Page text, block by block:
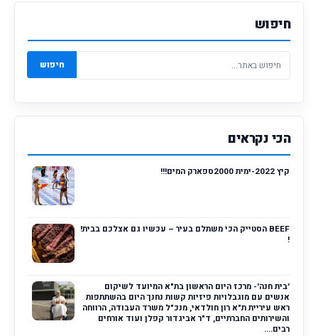
חיפוש
חיפוש
הכי נקראים
קיץ 2022-ימית 2000ספארק המים!!!
BEEF הסטייק הכי משתלם בעיר – עכשיו גם אצלכם בבית!
!
'בית חנה'- מרכז היום הראשון בת"א המיועד לשיקום
אנשים עם מוגבלויות פיזיות קשות נחנך היום בהשתתפות
ראש עיריית ת"א רון חולדאי, מנכ"ל משרד העבודה, הרווחה
והשירותים החברתיים, ד"ר אביגדור קפלן ועוד אורחים
רבים....